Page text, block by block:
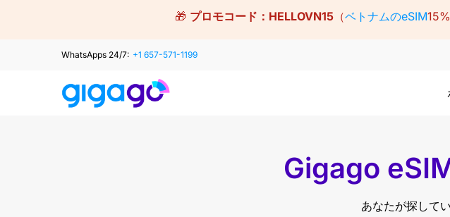
🎁 プロモコード： HELLOVN15（ベトナムのeSIM
WhatsApps 24/7: +1 657-571-1199
Gigago
あなたが探して